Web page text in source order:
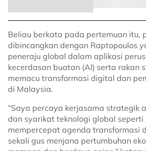
Beliau berkata pada pertemuan itu,
dibincangkan dengan Raptopoulos
peneraju global dalam aplikasi
kecerdasan buatan (AI) serta rakan
memacu transformasi digital dan
di Malaysia.
“Saya percaya kerjasama strategik
dan syarikat teknologi global seperti
mempercepat agenda transformasi
sekali gus menjana pertumbuhan